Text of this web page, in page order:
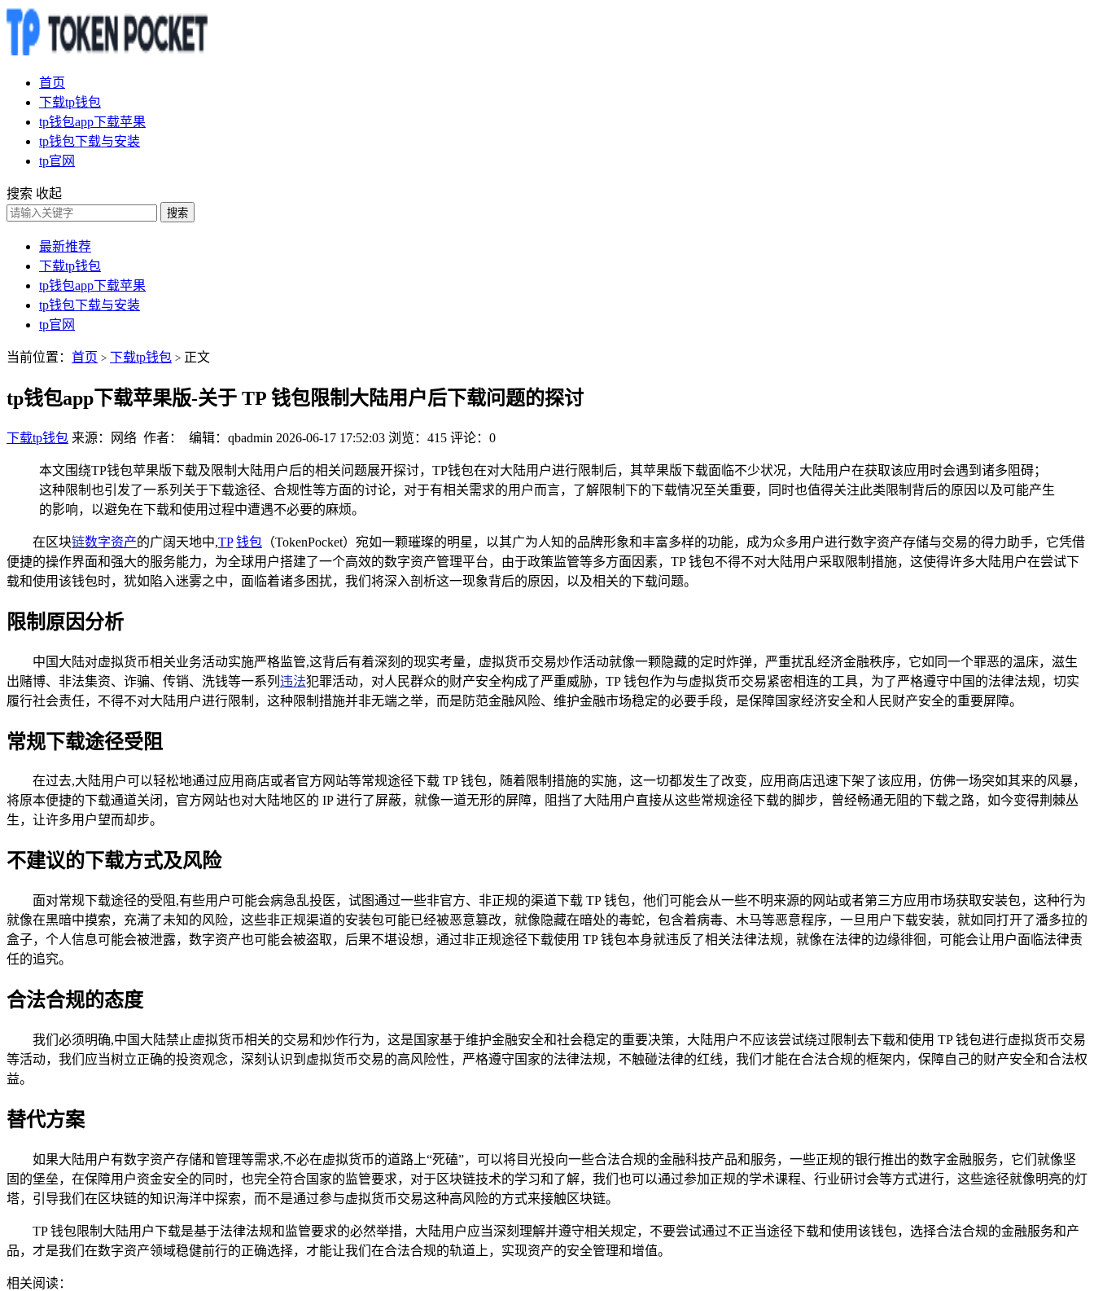
首页
下载tp钱包
tp钱包app下载苹果
tp钱包下载与安装
tp官网
搜索 收起
搜索
最新推荐
下载tp钱包
tp钱包app下载苹果
tp钱包下载与安装
tp官网
当前位置： 首页 > 下载tp钱包 > 正文
tp钱包app下载苹果版-关于 TP 钱包限制大陆用户后下载问题的探讨
下载tp钱包 来源：网络 作者： 编辑：qbadmin 2026-06-17 17:52:03 浏览：415 评论：0
本文围绕TP钱包苹果版下载及限制大陆用户后的相关问题展开探讨，TP钱包在对大陆用户进行限制后，其苹果版下载面临不少状况，大陆用户在获取该应用时会遇到诸多阻碍；
这种限制也引发了一系列关于下载途径、合规性等方面的讨论，对于有相关需求的用户而言，了解限制下的下载情况至关重要，同时也值得关注此类限制背后的原因以及可能产生
的影响，以避免在下载和使用过程中遭遇不必要的麻烦。
在区块链数字资产的广阔天地中,TP 钱包 （TokenPocket）宛如一颗璀璨的明星，以其广为人知的品牌形象和丰富多样的功能，成为众多用户进行数字资产存储与交易的得力助手，它凭借
便捷的操作界面和强大的服务能力，为全球用户搭建了一个高效的数字资产管理平台，由于政策监管等多方面因素，TP 钱包不得不对大陆用户采取限制措施，这使得许多大陆用户在尝试下
载和使用该钱包时，犹如陷入迷雾之中，面临着诸多困扰，我们将深入剖析这一现象背后的原因，以及相关的下载问题。
限制原因分析
中国大陆对虚拟货币相关业务活动实施严格监管,这背后有着深刻的现实考量，虚拟货币交易炒作活动就像一颗隐藏的定时炸弹，严重扰乱经济金融秩序，它如同一个罪恶的温床，滋生
出赌博、非法集资、诈骗、传销、洗钱等一系列 违法犯罪活动，对人民群众的财产安全构成了严重威胁，TP 钱包作为与虚拟货币交易紧密相连的工具，为了严格遵守中国的法律法规，切实
履行社会责任，不得不对大陆用户进行限制，这种限制措施并非无端之举，而是防范金融风险、维护金融市场稳定的必要手段，是保障国家经济安全和人民财产安全的重要屏障。
常规下载途径受阻
在过去,大陆用户可以轻松地通过应用商店或者官方网站等常规途径下载 TP 钱包，随着限制措施的实施，这一切都发生了改变，应用商店迅速下架了该应用，仿佛一场突如其来的风暴，
将原本便捷的下载通道关闭，官方网站也对大陆地区的 IP 进行了屏蔽，就像一道无形的屏障，阻挡了大陆用户直接从这些常规途径下载的脚步，曾经畅通无阻的下载之路，如今变得荆棘丛
生，让许多用户望而却步。
不建议的下载方式及风险
面对常规下载途径的受阻,有些用户可能会病急乱投医，试图通过一些非官方、非正规的渠道下载 TP 钱包，他们可能会从一些不明来源的网站或者第三方应用市场获取安装包，这种行为
就像在黑暗中摸索，充满了未知的风险，这些非正规渠道的安装包可能已经被恶意篡改，就像隐藏在暗处的毒蛇，包含着病毒、木马等恶意程序，一旦用户下载安装，就如同打开了潘多拉的
盒子，个人信息可能会被泄露，数字资产也可能会被盗取，后果不堪设想，通过非正规途径下载使用 TP 钱包本身就违反了相关法律法规，就像在法律的边缘徘徊，可能会让用户面临法律责
任的追究。
合法合规的态度
我们必须明确,中国大陆禁止虚拟货币相关的交易和炒作行为，这是国家基于维护金融安全和社会稳定的重要决策，大陆用户不应该尝试绕过限制去下载和使用 TP 钱包进行虚拟货币交易
等活动，我们应当树立正确的投资观念，深刻认识到虚拟货币交易的高风险性，严格遵守国家的法律法规，不触碰法律的红线，我们才能在合法合规的框架内，保障自己的财产安全和合法权
益。
替代方案
如果大陆用户有数字资产存储和管理等需求,不必在虚拟货币的道路上“死磕”，可以将目光投向一些合法合规的金融科技产品和服务，一些正规的银行推出的数字金融服务，它们就像坚
固的堡垒，在保障用户资金安全的同时，也完全符合国家的监管要求，对于区块链技术的学习和了解，我们也可以通过参加正规的学术课程、行业研讨会等方式进行，这些途径就像明亮的灯
塔，引导我们在区块链的知识海洋中探索，而不是通过参与虚拟货币交易这种高风险的方式来接触区块链。
TP 钱包限制大陆用户下载是基于法律法规和监管要求的必然举措，大陆用户应当深刻理解并遵守相关规定，不要尝试通过不正当途径下载和使用该钱包，选择合法合规的金融服务和产
品，才是我们在数字资产领域稳健前行的正确选择，才能让我们在合法合规的轨道上，实现资产的安全管理和增值。
相关阅读：